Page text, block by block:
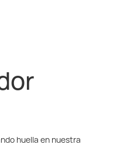
huella en nuestra